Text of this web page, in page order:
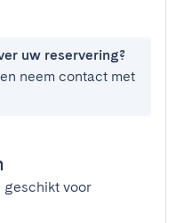
uw reservering?
neem contact met
geschikt voor